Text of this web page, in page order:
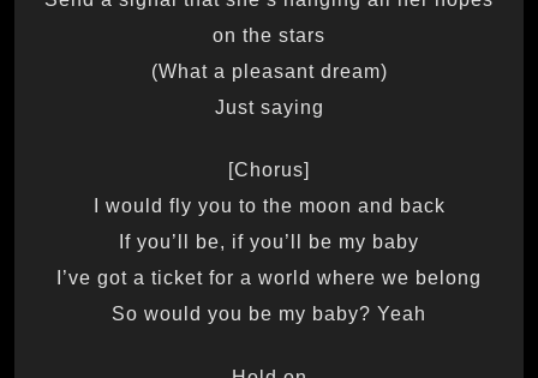
on the stars
(What a pleasant dream)
Just saying
I would fly you to the moon and back
If you’ll be, if you’ll be my baby
I’ve got a ticket for a world where we belong
So would you be my baby? Yeah